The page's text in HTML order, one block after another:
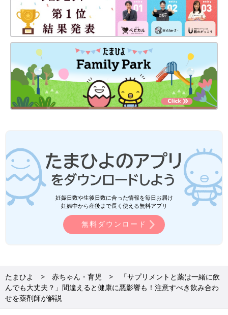
妊娠日数や生後日数に合った情報を毎日お届け
妊娠中から産後まで長く使える無料アプリ
無料ダウンロード
たまひよ 赤ちゃん・育児
「サプリメントと薬は一緒に飲
んでも大丈夫？」間違えると健康に悪影響も！注意すべき飲み合わ
せを薬剤師が解説